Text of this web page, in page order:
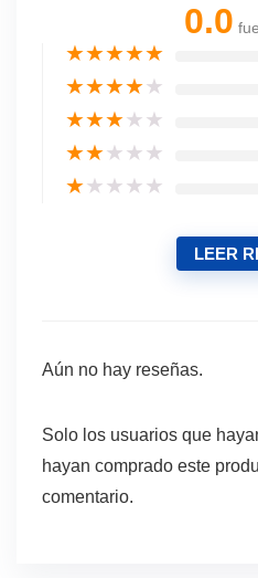
0.0
★★★★★
★★★★★
★★★★★
★★★★★
★★★★★
LEER
Aún no hay reseñas.
Solo los usuarios que
hayan comprado este
comentario.